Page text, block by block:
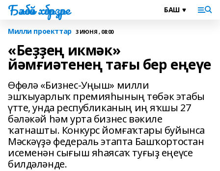
Бәләбәй хәбәрҙәре
Милли проекттар 3 ИЮНЯ , 08:00
«Беҙҙең икмәк»
йәмғиәтенең тағы бер еңеүе
Өфөлә «Бизнес-Уңыш» милли
эшҡыуарлыҡ премияһының төбәк этабы
үтте, унда республиканың иң яҡшы 27
бәләкәй һәм урта бизнес вәкиле
ҡатнашты. Конкурс йомғаҡтары буйынса
Мәскәүҙә федераль этапта Башҡортостан
исеменән сығыш яһаясаҡ туғыҙ еңеүсе
билдәләнде.